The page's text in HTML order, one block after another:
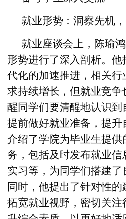
就业形势：洞察先机
就业座谈会上，陈瑜
形势进行了深入剖析。
代化的加速推进，相关行
求持续增长，但就业竞争
醒同学们要清醒地认识到
提前做好就业准备，提升
介绍了学院为毕业生提供
务，包括及时发布就业信
实习等，为同学们搭建了
同时，他提出了针对性
拓宽就业视野，密切关注